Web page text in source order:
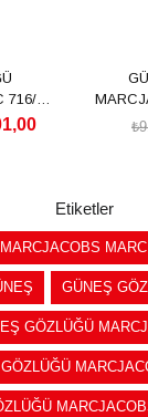
S
Etiketler
GÜNEŞ
GÖZLÜĞÜ